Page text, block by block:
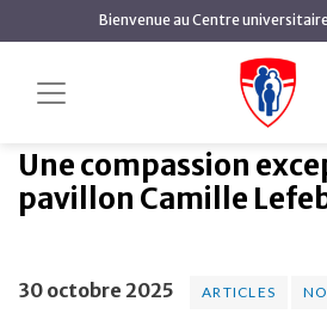
Bienvenue au Centre universitaire
Articles
Une
exceptionnelle au pavillon Camille
Une compassion
pavillon Camille
30 octobre 2025 ARTICLES